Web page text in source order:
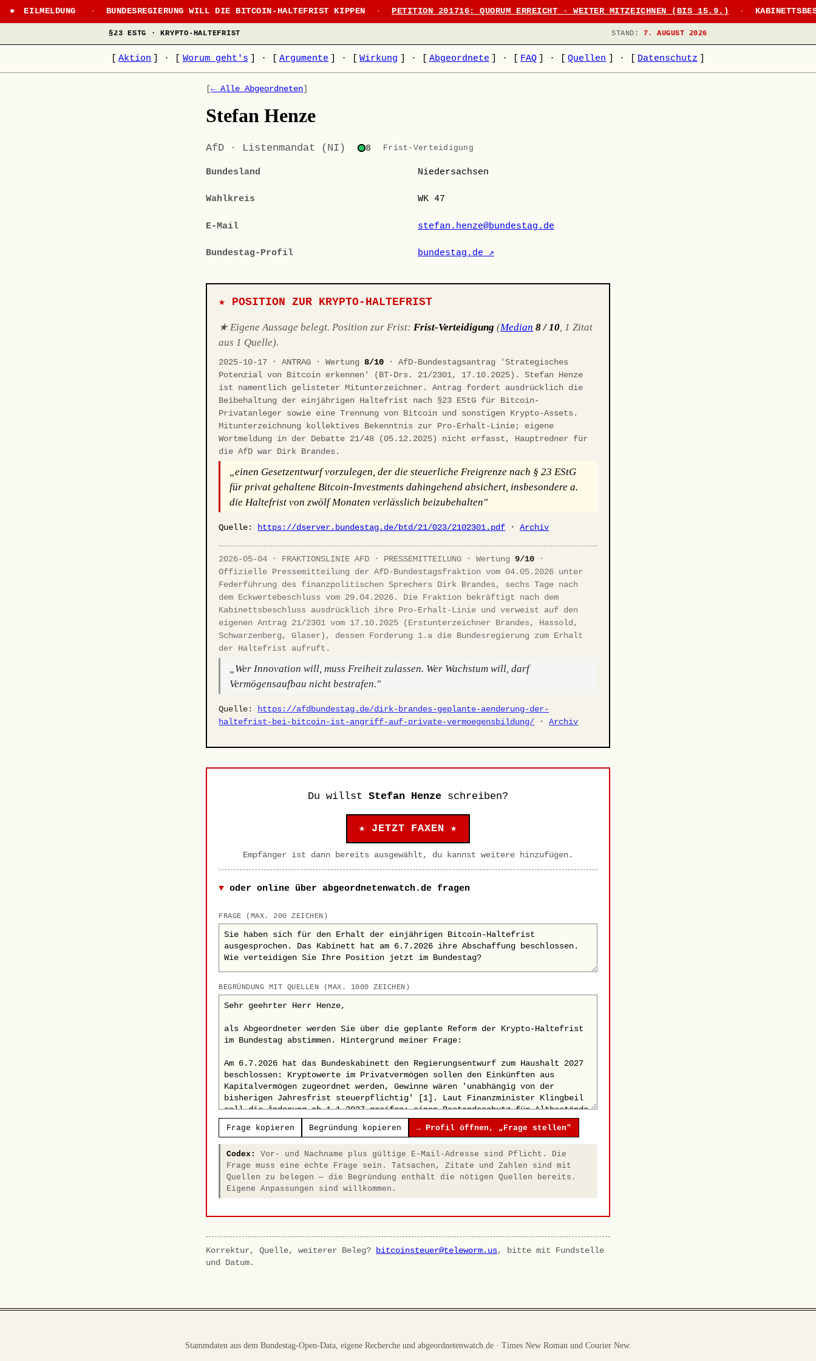
EILMELDUNG · BUNDESREGIERUNG WILL DIE BITCOIN-HALTEFRIST KIPPEN · PETITION 201716: QUORUM ERREICHT · WEITER MITZEICHNEN (BIS 15.9.) ·
§23 ESTG · KRYPTO-HALTEFRIST STAND: 7. AUGUST 2026
Aktion · Worum geht's · Argumente · Wirkung · Abgeordnete · FAQ · Quellen · Datenschutz
[← Alle Abgeordneten]
Stefan Henze
AfD · Listenmandat (NI) 8 Frist-Verteidigung
Bundesland Niedersachsen
Wahlkreis WK 47
E-Mail stefan.henze@bundestag.de
Bundestag-Profil bundestag.de ↗
★ POSITION ZUR KRYPTO-HALTEFRIST
★ Eigene Aussage belegt. Position zur Frist:Frist-Verteidigung (Median 8 / 10, 1 Zitat
aus 1 Quelle).
2025-10-17 · ANTRAG · Wertung8/10 · AfD-Bundestagsantrag 'Strategisches
Potenzial von Bitcoin erkennen' (BT-Drs. 21/2301, 17.10.2025). Stefan Henze
ist namentlich gelisteter Mitunterzeichner. Antrag fordert ausdrücklich die
Beibehaltung der einjährigen Haltefrist nach §23 EStG für Bitcoin-
Privatanleger sowie eine Trennung von Bitcoin und sonstigen Krypto-Assets.
Mitunterzeichnung kollektives Bekenntnis zur Pro-Erhalt-Linie; eigene
Wortmeldung in der Debatte 21/48 (05.12.2025) nicht erfasst, Hauptredner für
die AfD war Dirk Brandes.
„einen Gesetzentwurf vorzulegen, der die steuerliche Freigrenze nach § 23 EStG
für privat gehaltene Bitcoin-Investments dahingehend absichert, insbesondere a.
die Haltefrist von zwölf Monaten verlässlich beizubehalten"
Quelle: https://dserver.bundestag.de/btd/21/023/2102301.pdf ·Archiv
2026-05-04 · FRAKTIONSLINIE AFD · PRESSEMITTEILUNG · Wertung9/10 ·
Offizielle Pressemitteilung der AfD-Bundestagsfraktion vom 04.05.2026 unter
Federführung des finanzpolitischen Sprechers Dirk Brandes, sechs Tage nach
dem Eckwertebeschluss vom 29.04.2026. Die Fraktion bekräftigt nach dem
Kabinettsbeschluss ausdrücklich ihre Pro-Erhalt-Linie und verweist auf den
eigenen Antrag 21/2301 vom 17.10.2025 (Erstunterzeichner Brandes, Hassold,
Schwarzenberg, Glaser), dessen Forderung 1.a die Bundesregierung zum Erhalt
der Haltefrist aufruft.
„Wer Innovation will, muss Freiheit zulassen. Wer Wachstum will, darf
Vermögensaufbau nicht bestrafen."
Quelle:
https://afdbundestag.de/dirk-brandes-geplante-aenderung-der-
haltefrist-bei-bitcoin-ist-angriff-auf-private-vermoegensbildung/ ·Archiv
Du willst Stefan Henze schreiben?
★ JETZT FAXEN ★
Empfänger ist dann bereits ausgewählt, du kannst weitere hinzufügen.
oder online über abgeordnetenwatch.de fragen
FRAGE (MAX. 200 ZEICHEN)
BEGRÜNDUNG MIT QUELLEN (MAX. 1000 ZEICHEN)
Frage kopieren Begründung kopieren → Profil öffnen, „Frage stellen"
Codex:
Vor- und Nachname plus gültige E-Mail-Adresse sind Pflicht. Die
Frage muss eine echte Frage sein. Tatsachen, Zitate und Zahlen sind mit
Quellen zu belegen — die Begründung enthält die nötigen Quellen bereits.
Eigene Anpassungen sind willkommen.
Korrektur, Quelle, weiterer Beleg? bitcoinsteuer@teleworm.us, bitte mit Fundstelle
und Datum.
Stammdaten aus dem Bundestag-Open-Data, eigene Recherche und abgeordnetenwatch.de · Times New Roman und Courier New.